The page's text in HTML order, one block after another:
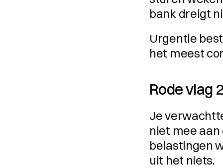
bank dreigt
Urgentie
het meest
Rode vlag
Je
niet mee
belastingen
uit het niets.